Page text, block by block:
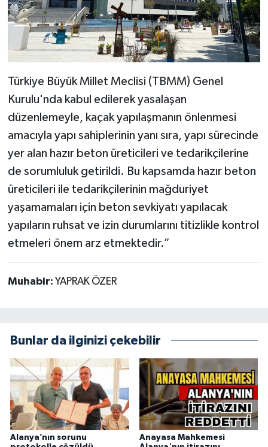
Türkiye Büyük Millet Meclisi (TBMM) Genel
Kurulu'nda kabul edilerek yasalaşan
düzenlemeyle, kaçak yapılaşmanın önlenmesi
amacıyla yapı sahiplerinin yanı sıra, yapı sürecinde
yer alan hazır beton üreticileri ve tedarikçilerine
de sorumluluk getirildi. Bu kapsamda hazır beton
üreticileri ile tedarikçilerinin mağduriyet
yaşamamaları için beton sevkiyatı yapılacak
yapıların ruhsat ve izin durumlarını titizlikle kontrol
etmeleri önem arz etmektedir.”
Muhabir: YAPRAK ÖZER
Bunlar da ilginizi çekebilir
Alanya’nın sorunu
Anayasa Mahkemesi